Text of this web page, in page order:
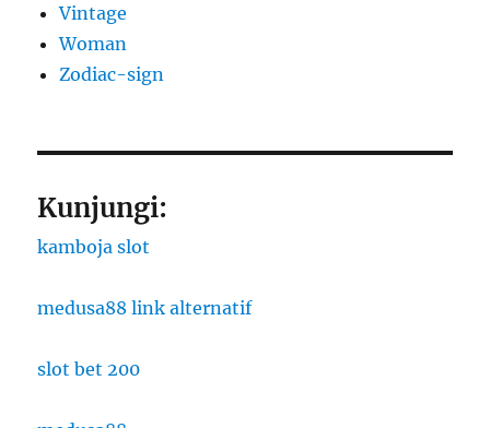
Vintage
Woman
Zodiac-sign
Kunjungi:
kamboja slot
medusa88 link alternatif
slot bet 200